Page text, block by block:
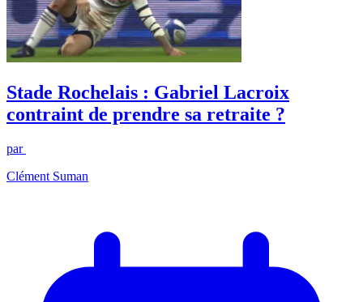
Stade Rochelais : Gabriel Lacroix
contraint de prendre sa retraite ?
par
Clément Suman